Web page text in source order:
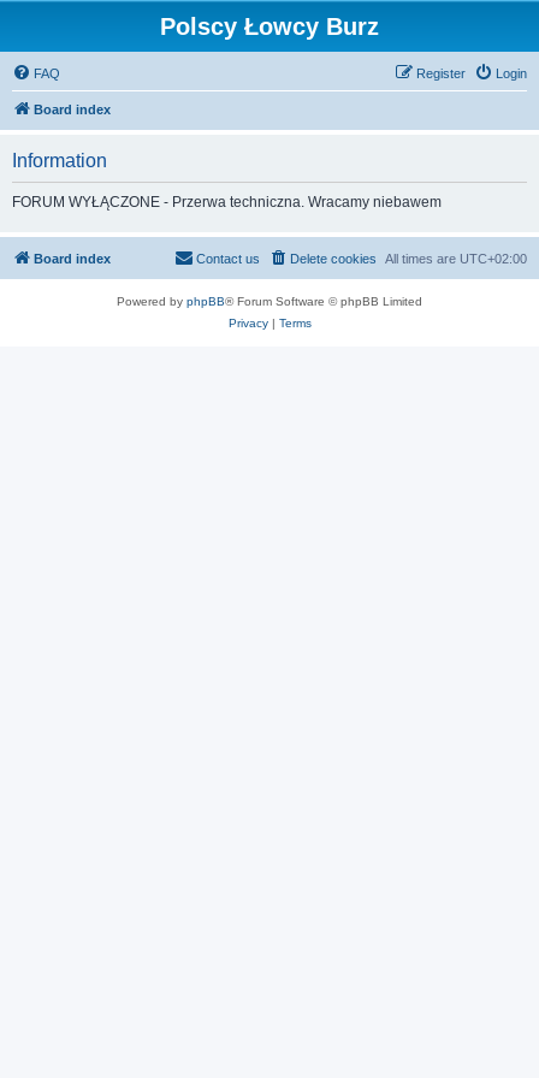
Polscy Łowcy Burz
FAQ Login
Register
Board index
Information
FORUM WYŁĄCZONE - Przerwa techniczna. Wracamy niebawem
Board index All times are UTC+02:00
Delete cookies
Contact us
Powered by phpBB® Forum Software © phpBB Limited
Privacy| Terms